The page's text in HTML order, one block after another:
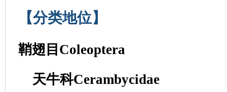
【分类地位】
鞘翅目Coleoptera
天牛科Cerambycidae